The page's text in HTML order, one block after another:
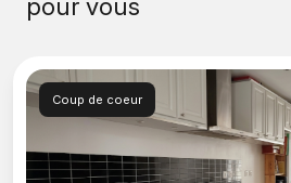
pour vous
Coup de coeur